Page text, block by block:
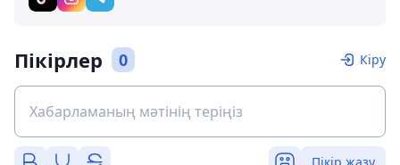
Пікірлер 0 Кіру